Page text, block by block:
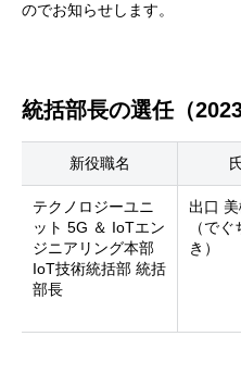
のでお知らせします。
統括部長の選任（
新役職名
テクノロジーユニ
ット 5G ＆ IoTエン
ジニアリング本部
IoT技術統括部 統括
部長
出口
（で
き）